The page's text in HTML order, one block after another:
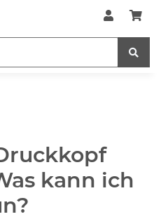
kann ich